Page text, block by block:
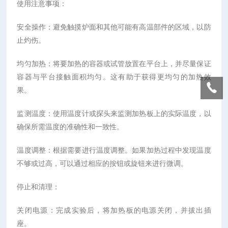
使用注意事项：
安全操作：避免触摸炉面和其他可能有高温部件的区域，以防
止灼伤。
均匀加热：将要加热的容器或试管放置在平台上，并尽量保证
容器与平台接触面积均匀。这有助于获得更均匀的加热效
果。
监测温度：使用温度计或探头来监测加热板上的实际温度，以
确保所需温度的准确性和一致性。
温度调整：根据需要进行温度调整。如果加热过程中发现温度
不够或过高，可以通过相应的按钮或旋钮来进行微调。
停止和清理：
关闭电源：完成实验后，将加热板的电源关闭，并拔出插
座。